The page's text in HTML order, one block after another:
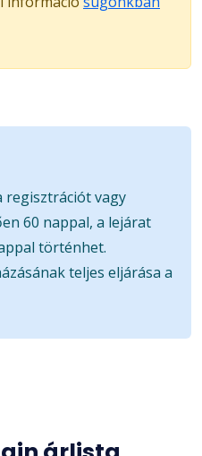
regisztrációt vagy
60 nappal, a lejárat
történhet.
teljes eljárása a